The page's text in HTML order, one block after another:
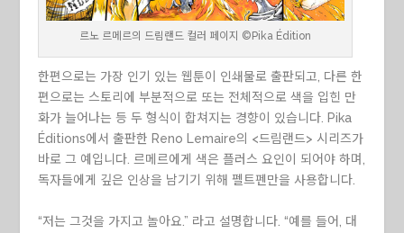
르노 르메르의 드림랜드 컬러 페이지 ©Pika Édition
한편으로는 가장 인기 있는 웹툰이 인쇄물로 출판되고, 다른 한
편으로는 스토리에 부분적으로 또는 전체적으로 색을 입힌 만
화가 늘어나는 등 두 형식이 합쳐지는 경향이 있습니다. Pika
Éditions에서 출판한 Reno Lemaire의 <드림랜드> 시리즈가
바로 그 예입니다. 르메르에게 색은 플러스 요인이 되어야 하며,
독자들에게 깊은 인상을 남기기 위해 펠트펜만을 사용합니다.
“저는 그것을 가지고 놀아요.” 라고 설명합니다. “예를 들어, 대